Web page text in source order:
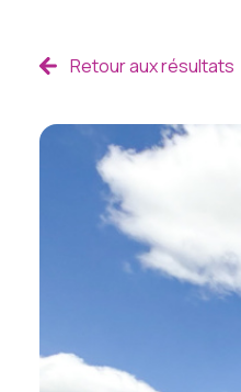
Retour aux résultats